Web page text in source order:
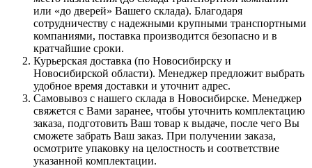
или «до дверей» Вашего склада). Благодаря
сотрудничеству с надежными крупными транспортными
компаниями, поставка производится безопасно и в
кратчайшие сроки.
Курьерская доставка (по Новосибирску и
Новосибирской области). Менеджер предложит выбрать
удобное время доставки и уточнит адрес.
Самовывоз с нашего склада в Новосибирске. Менеджер
свяжется с Вами заранее, чтобы уточнить комплектацию
заказа, подготовить Ваш товар к выдаче, после чего Вы
сможете забрать Ваш заказ. При получении заказа,
осмотрите упаковку на целостность и соответствие
указанной комплектации.